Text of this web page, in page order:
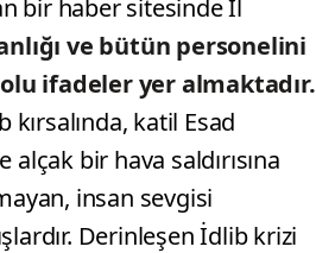
bir haber sitesinde İl
ve bütün personelini
ifadeler yer almaktadır.
katil Esad
bir hava saldırısına
insan sevgisi
Derinleşen İdlib krizi